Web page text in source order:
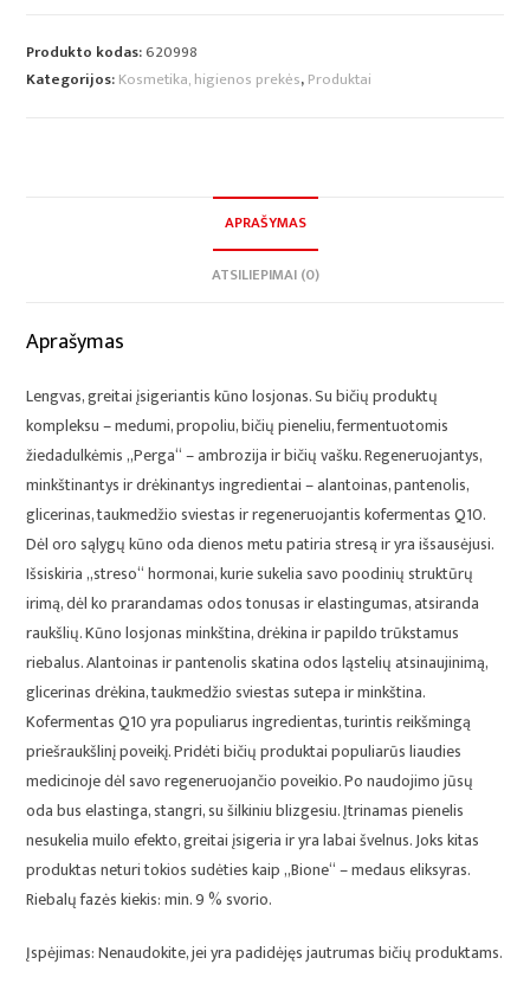
Produkto kodas:620998
Kategorijos:Kosmetika, higienos prekės,Produktai
APRAŠYMAS
ATSILIEPIMAI (0)
Aprašymas
Lengvas, greitai įsigeriantis kūno losjonas. Su bičių produktų
kompleksu – medumi, propoliu, bičių pieneliu, fermentuotomis
žiedadulkėmis „Perga“ – ambrozija ir bičių vašku. Regeneruojantys,
minkštinantys ir drėkinantys ingredientai – alantoinas, pantenolis,
glicerinas, taukmedžio sviestas ir regeneruojantis kofermentas Q10.
Dėl oro sąlygų kūno oda dienos metu patiria stresą ir yra išsausėjusi.
Išsiskiria „streso“ hormonai, kurie sukelia savo poodinių struktūrų
irimą, dėl ko prarandamas odos tonusas ir elastingumas, atsiranda
raukšlių. Kūno losjonas minkština, drėkina ir papildo trūkstamus
riebalus. Alantoinas ir pantenolis skatina odos ląstelių atsinaujinimą,
glicerinas drėkina, taukmedžio sviestas sutepa ir minkština.
Kofermentas Q10 yra populiarus ingredientas, turintis reikšmingą
priešraukšlinį poveikį. Pridėti bičių produktai populiarūs liaudies
medicinoje dėl savo regeneruojančio poveikio. Po naudojimo jūsų
oda bus elastinga, stangri, su šilkiniu blizgesiu. Įtrinamas pienelis
nesukelia muilo efekto, greitai įsigeria ir yra labai švelnus. Joks kitas
produktas neturi tokios sudėties kaip „Bione“ – medaus eliksyras.
Riebalų fazės kiekis: min. 9 % svorio.
Įspėjimas: Nenaudokite, jei yra padidėjęs jautrumas bičių produktams.